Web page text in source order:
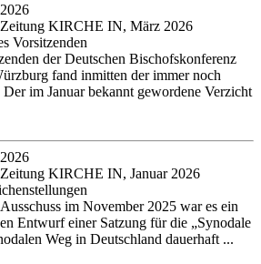
KIRCHE IN, März 2026
Vorsitzenden
der Deutschen Bischofskonferenz
fand inmitten der immer noch
im Januar bekannt gewordene Verzicht
KIRCHE IN, Januar 2026
im November 2025 war es ein
Entwurf einer Satzung für die „Synodale
Weg in Deutschland dauerhaft ...